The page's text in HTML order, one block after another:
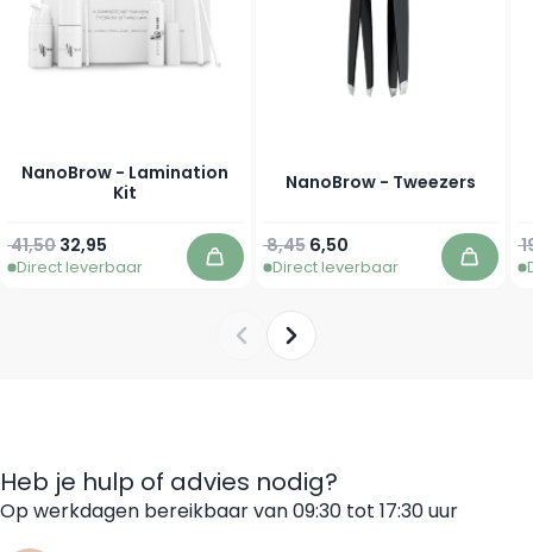
NanoBrow - Lamination
Kit
Speciale prijs
32,95
Normale prijs
41,50
Direct leverbaar In winkelwagen
NanoBrow - Tweezers
Speciale prijs
6,50
Normale prijs
8,45
Direct leverbaar In
Heb je hulp of advies nodig?
Op werkdagen bereikbaar van 09:30 tot 17:30 uur